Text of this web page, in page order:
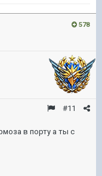
578
#11
в порту а ты с